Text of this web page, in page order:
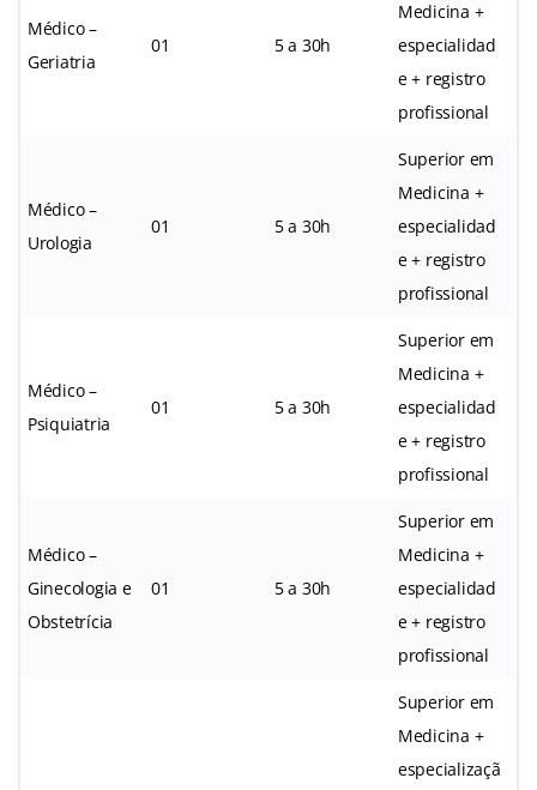
Médico –
Geriatria
01 5 a 30h
Medicina +
especialidad
e + registro
profissional
Médico –
Urologia
01 5 a 30h
Superior em
Medicina +
especialidad
e + registro
profissional
Médico –
Psiquiatria
01 5 a 30h
Superior em
Medicina +
especialidad
e + registro
profissional
Médico –
Ginecologia e
Obstetrícia
01 5 a 30h
Superior em
Medicina +
especialidad
e + registro
profissional
Superior em
Medicina +
especializaçã